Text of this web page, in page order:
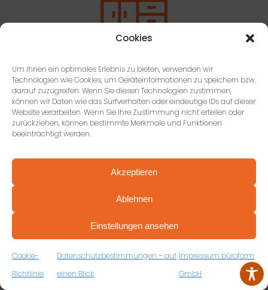
Cookies
Um Ihnen ein optimales Erlebnis zu bieten, verwenden wir
Technologien wie Cookies, um Geräteinformationen zu speichern bzw.
darauf zuzugreifen. Wenn Sie diesen Technologien zustimmen,
können wir Daten wie das Surfverhalten oder eindeutige IDs auf dieser
Website verarbeiten. Wenn Sie Ihre Zustimmung nicht erteilen oder
zurückziehen, können bestimmte Merkmale und Funktionen
beeinträchtigt werden.
Akzeptieren
Ablehnen
Einstellungen ansehen
Cookie-
Richtlinie
Datenschutzbestimmungen – auf
einen Blick
Impressum büroform
GmbH
965.415
verplante Möbelstücke
1.503
VEREINBAREN SIE JETZT IHRE
KOSTENFREIE ERSTBERATUNG
ZUM RÜCKRUFFORMULAR